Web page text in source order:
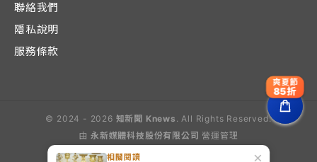
×
相關閱讀
聯絡我們
隱私說明
服務條款
© 2024 - 2026 知新聞 Knews . All Rights Reserved.
由 永新媒體科技股份有限公司 營運管理
爽夏節
85折